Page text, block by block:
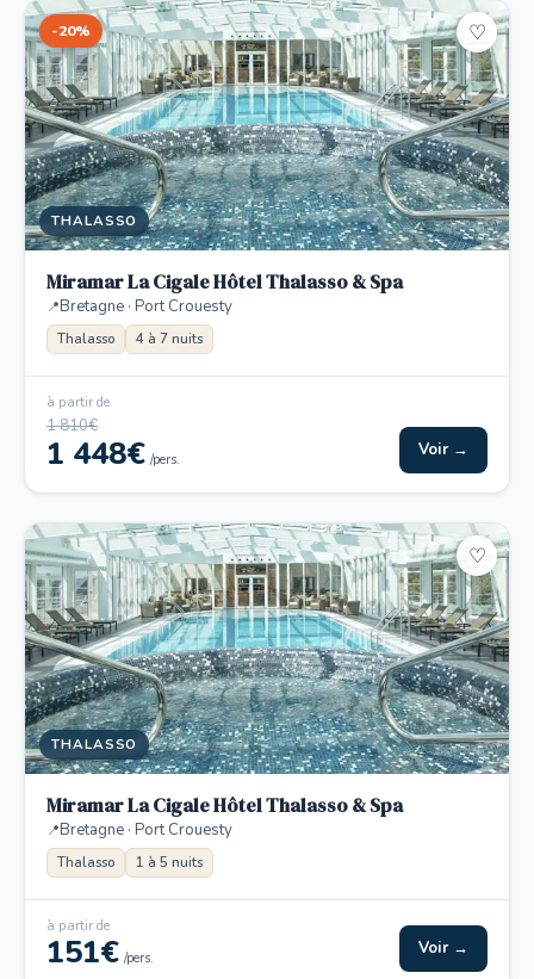
-20%
THALASSO
♡
Miramar La Cigale Hôtel Thalasso & Spa
Bretagne · Port Crouesty
Thalasso 4 à 7 nuits
à partir de
1 810€
1 448€ /pers. Voir →
THALASSO
♡
Miramar La Cigale Hôtel Thalasso & Spa
Bretagne · Port Crouesty
Thalasso 1 à 5 nuits
à partir de
151€ /pers. Voir →